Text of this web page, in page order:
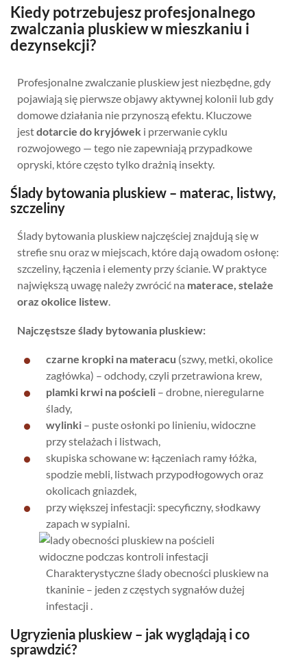
Kiedy potrzebujesz profesjonalnego
zwalczania pluskiew w mieszkaniu i
dezynsekcji?
Profesjonalne zwalczanie pluskiew jest niezbędne, gdy
pojawiają się pierwsze objawy aktywnej kolonii lub gdy
domowe działania nie przynoszą efektu. Kluczowe
jestdotarcie do kryjówek i przerwanie cyklu
rozwojowego — tego nie zapewniają przypadkowe
opryski, które często tylko drażnią insekty.
Ślady bytowania pluskiew – materac, listwy,
szczeliny
Ślady bytowania pluskiew najczęściej znajdują się w
strefie snu oraz w miejscach, które dają owadom osłonę:
szczeliny, łączenia i elementy przy ścianie. W praktyce
największą uwagę należy zwrócić na materace, stelaże
oraz okolice listew.
Najczęstsze ślady bytowania pluskiew:
czarne kropki na materacu (szwy, metki, okolice
zagłówka) – odchody, czyli przetrawiona krew,
plamki krwi na pościeli – drobne, nieregularne
ślady,
wylinki – puste osłonki po linieniu, widoczne
przy stelażach i listwach,
skupiska schowane w: łączeniach ramy łóżka,
spodzie mebli, listwach przypodłogowych oraz
okolicach gniazdek,
przy większej infestacji: specyficzny, słodkawy
zapach w sypialni.
Charakterystyczne ślady obecności pluskiew na
tkaninie – jeden z częstych sygnałów dużej
infestacji .
Ugryzienia pluskiew – jak wyglądają i co
sprawdzić?